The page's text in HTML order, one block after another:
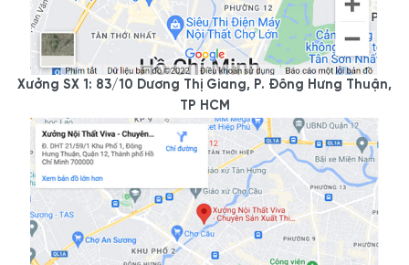
Xưởng SX 1: 83/10 Dương Thị Giang, P. Đông Hưng Thuận,
TP HCM